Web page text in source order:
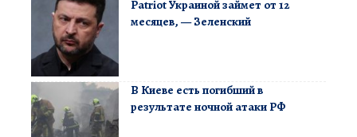
Patriot Украиной займет от 12
месяцев, — Зеленский
В Киеве есть погибший в
результате ночной атаки РФ